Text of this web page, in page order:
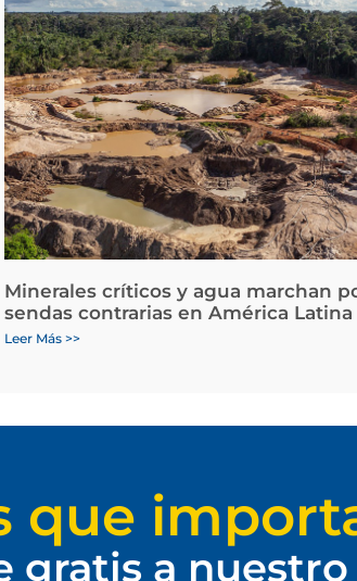
Minerales críticos y agua marchan
sendas contrarias en América Latina
Leer Más >>
que
gratis a